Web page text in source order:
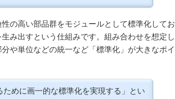
の高い部品群をモジュールとして標準化してお
み出すという仕組みです。組み合わせを想定し
や単位などの統一など「標準化」が大きなポイ
ために画一的な標準化を実現する」とい